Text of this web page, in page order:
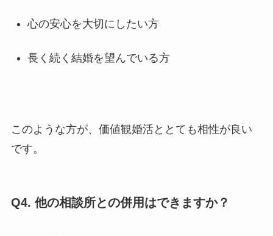
心の安心を大切にしたい方
長く続く結婚を望んでいる方
このような方が、価値観婚活ととても相性が良い
です。
Q4. 他の相談所との併用はできますか？